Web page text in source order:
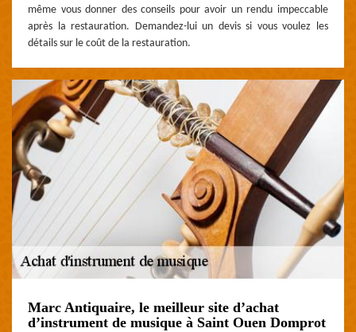
même vous donner des conseils pour avoir un rendu impeccable
après la restauration. Demandez-lui un devis si vous voulez les
détails sur le coût de la restauration.
Marc Antiquaire, le meilleur site d’achat
d’instrument de musique à Saint Ouen Domprot